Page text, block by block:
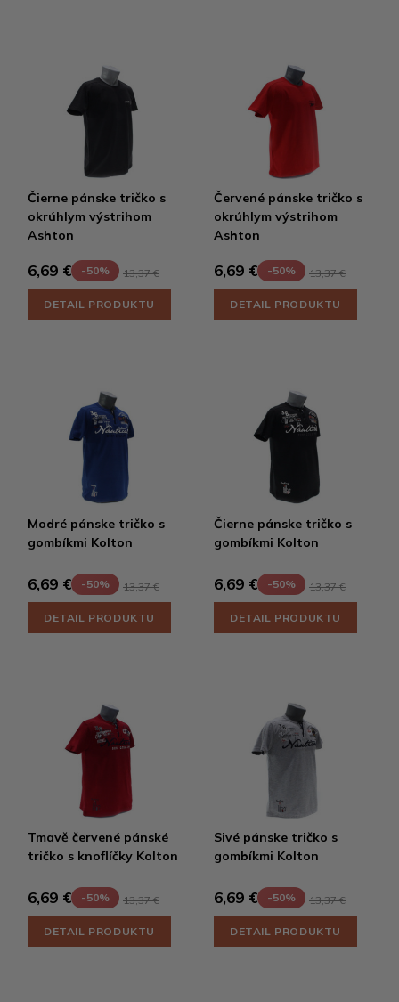
Čierne pánske tričko s
okrúhlym výstrihom
Ashton
6,69 € -50% 13,37 €
DETAIL PRODUKTU
Červené pánske tričko s
okrúhlym výstrihom
Ashton
6,69 € -50% 13,37 €
DETAIL PRODUKTU
Modré pánske tričko s
gombíkmi Kolton
6,69 € -50% 13,37 €
DETAIL PRODUKTU
Čierne pánske tričko s
gombíkmi Kolton
6,69 € -50% 13,37 €
DETAIL PRODUKTU
Tmavě červené pánské
tričko s knoflíčky Kolton
6,69 € -50% 13,37 €
DETAIL PRODUKTU
Sivé pánske tričko s
gombíkmi Kolton
6,69 € -50% 13,37 €
DETAIL PRODUKTU